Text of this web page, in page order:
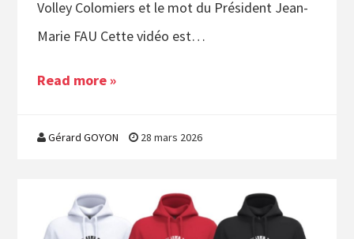
Volley Colomiers et le mot du Président Jean-
Marie FAU Cette vidéo est…
Read more »
Gérard GOYON 28 mars 2026